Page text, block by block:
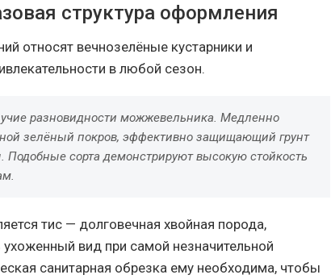
структура оформления
относят вечнозелёные кустарники и
в любой сезон.
разновидности можжевельника. Медленно
зелёный покров, эффективно защищающий грунт
сорта демонстрируют высокую стойкость
тис — долговечная хвойная порода,
вид при самой незначительной
санитарная обрезка ему необходима, чтобы